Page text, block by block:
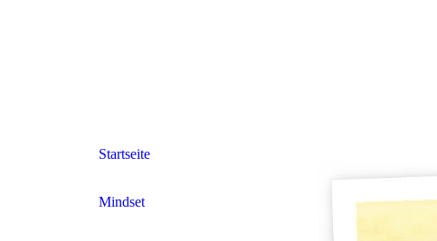
Startseite
Mindset